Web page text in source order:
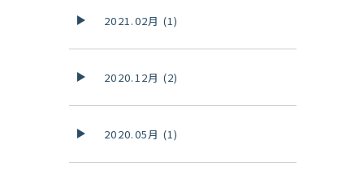
2021.02月 (1)
2020.12月 (2)
2020.05月 (1)